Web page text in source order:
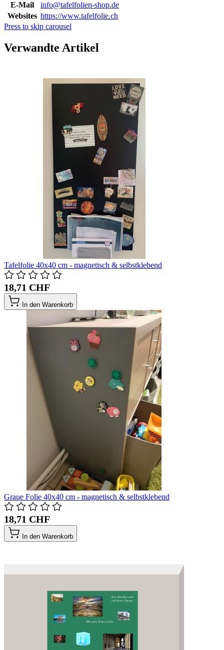
E-Mail
info@tafelfolien-shop.de
Websites https://www.tafelfolie.ch
Press to skip carousel
Verwandte Artikel
Tafelfolie 40x40 cm - magnetisch & selbstklebend
18,71 CHF
In den Warenkorb
Graue Folie 40x40 cm - magnetisch & selbstklebend
18,71 CHF
In den Warenkorb